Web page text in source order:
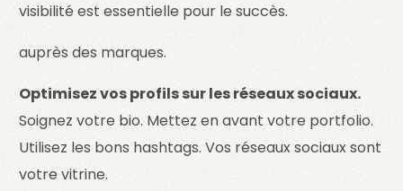
visibilité est essentielle pour le succès.
auprès des marques.
Optimisez vos profils sur les réseaux sociaux.
Soignez votre bio. Mettez en avant votre portfolio.
Utilisez les bons hashtags. Vos réseaux sociaux sont
votre vitrine.